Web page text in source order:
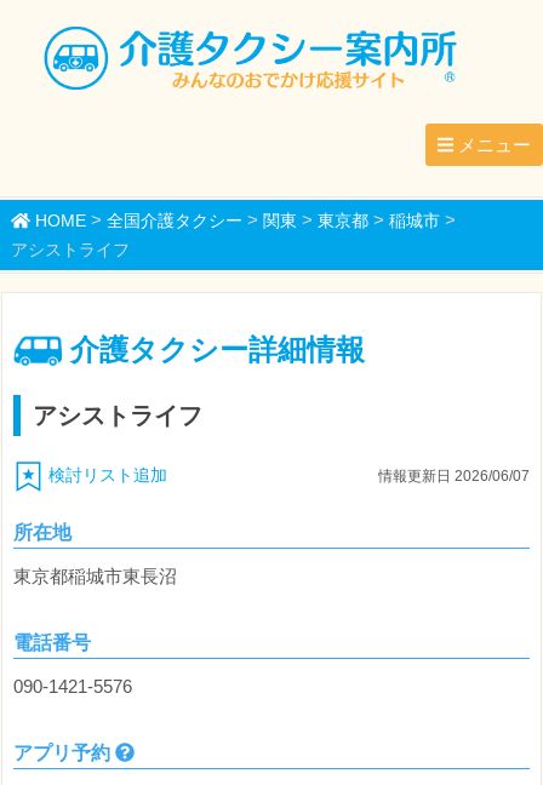
メニュー
HOME> 全国介護タクシー > 関東 > 東京都> 稲城市>
アシストライフ
介護タクシー詳細情報
アシストライフ
検討リスト追加 情報更新日 2026/06/07
所在地
東京都稲城市東長沼
電話番号
090-1421-5576
アプリ予約